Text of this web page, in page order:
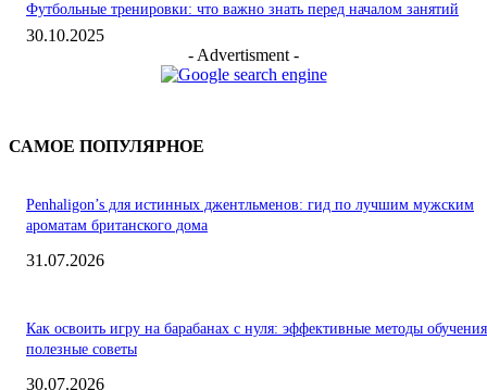
Футбольные тренировки: что важно знать перед началом занятий
30.10.2025
- Advertisment -
САМОЕ ПОПУЛЯРНОЕ
Penhaligon’s для истинных джентльменов: гид по лучшим мужским
ароматам британского дома
31.07.2026
Как освоить игру на барабанах с нуля: эффективные методы
полезные советы
30.07.2026